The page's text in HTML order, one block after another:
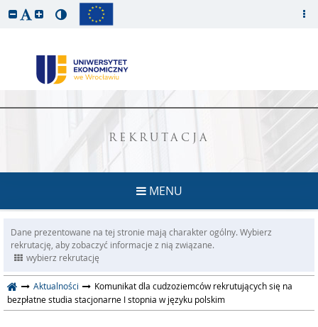
REKRUTACJA
MENU
Dane prezentowane na tej stronie mają charakter ogólny. Wybierz
rekrutację, aby zobaczyć informacje z nią związane.
wybierz rekrutację
Aktualności
Komunikat dla cudzoziemców rekrutujących się na
bezpłatne studia stacjonarne I stopnia w języku polskim